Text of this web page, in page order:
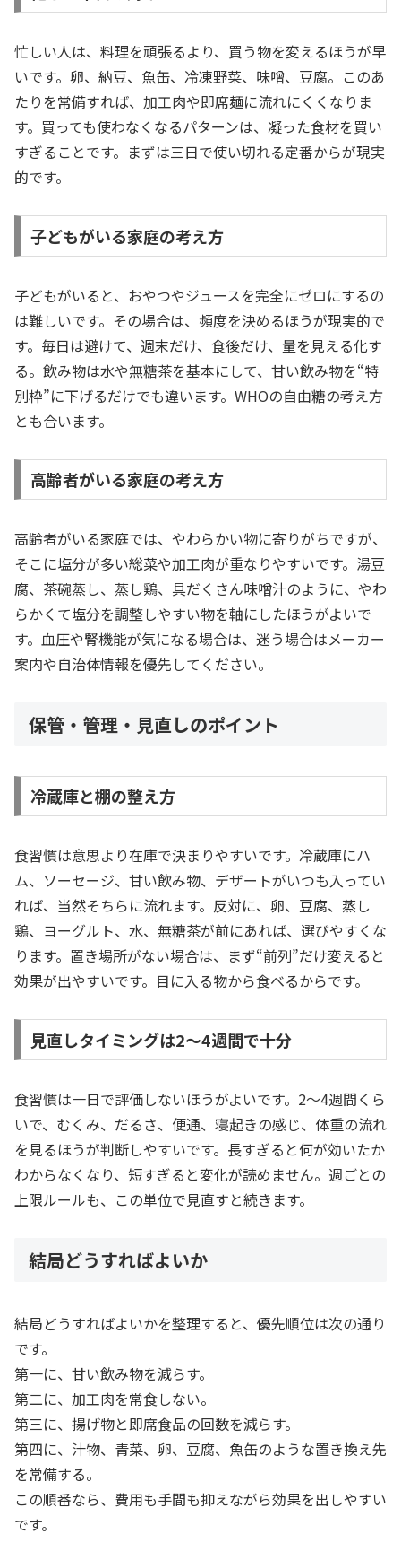
忙しい人は、料理を頑張るより、買う物を変えるほうが早
いです。卵、納豆、魚缶、冷凍野菜、味噌、豆腐。このあ
たりを常備すれば、加工肉や即席麺に流れにくくなりま
す。買っても使わなくなるパターンは、凝った食材を買い
すぎることです。まずは三日で使い切れる定番からが現実
的です。
子どもがいる家庭の考え方
子どもがいると、おやつやジュースを完全にゼロにするの
は難しいです。その場合は、頻度を決めるほうが現実的で
す。毎日は避けて、週末だけ、食後だけ、量を見える化す
る。飲み物は水や無糖茶を基本にして、甘い飲み物を“特
別枠”に下げるだけでも違います。WHOの自由糖の考え方
とも合います。
高齢者がいる家庭の考え方
高齢者がいる家庭では、やわらかい物に寄りがちですが、
そこに塩分が多い総菜や加工肉が重なりやすいです。湯豆
腐、茶碗蒸し、蒸し鶏、具だくさん味噌汁のように、やわ
らかくて塩分を調整しやすい物を軸にしたほうがよいで
す。血圧や腎機能が気になる場合は、迷う場合はメーカー
案内や自治体情報を優先してください。
保管・管理・見直しのポイント
冷蔵庫と棚の整え方
食習慣は意思より在庫で決まりやすいです。冷蔵庫にハ
ム、ソーセージ、甘い飲み物、デザートがいつも入ってい
れば、当然そちらに流れます。反対に、卵、豆腐、蒸し
鶏、ヨーグルト、水、無糖茶が前にあれば、選びやすくな
ります。置き場所がない場合は、まず“前列”だけ変えると
効果が出やすいです。目に入る物から食べるからです。
見直しタイミングは2〜4週間で十分
食習慣は一日で評価しないほうがよいです。2〜4週間くら
いで、むくみ、だるさ、便通、寝起きの感じ、体重の流れ
を見るほうが判断しやすいです。長すぎると何が効いたか
わからなくなり、短すぎると変化が読めません。週ごとの
上限ルールも、この単位で見直すと続きます。
結局どうすればよいか
結局どうすればよいかを整理すると、優先順位は次の通り
です。
第一に、甘い飲み物を減らす。
第二に、加工肉を常食しない。
第三に、揚げ物と即席食品の回数を減らす。
第四に、汁物、青菜、卵、豆腐、魚缶のような置き換え先
を常備する。
この順番なら、費用も手間も抑えながら効果を出しやすい
です。